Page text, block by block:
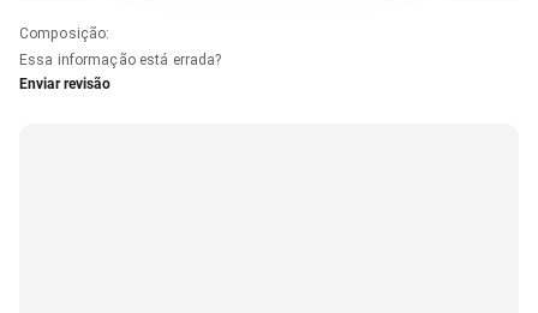
Composição:
Essa informação está errada?
Enviar revisão